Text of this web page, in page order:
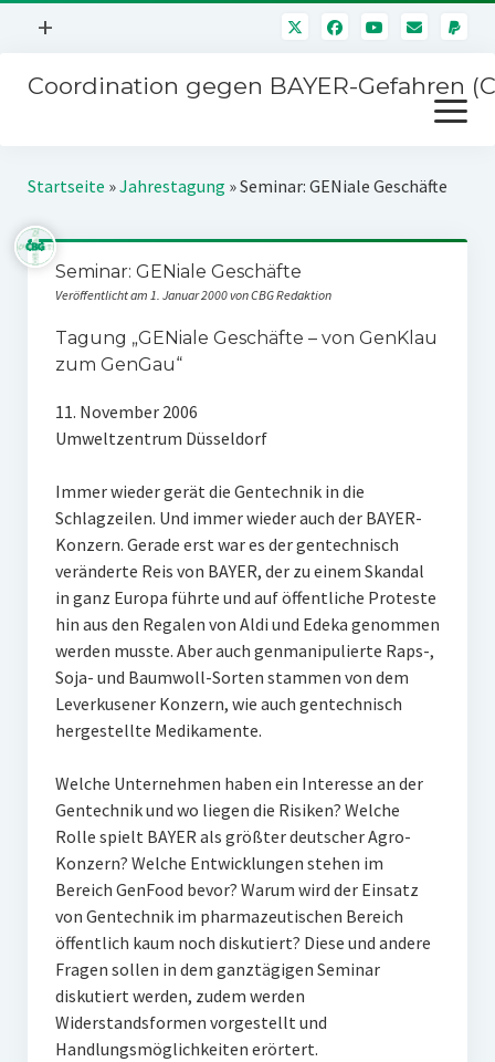
Menü
+
Mitmachen
Kontakt
Impressum
Störfälle
Coordination gegen BAYER-Gefahren
Menü
öffnen
Kampagnen
BAYER-Hauptversammlungen
Stichwort BAYER
SPENDEN
Startseite »Jahrestagung »Seminar: GENiale Geschäfte
Seminar: GENiale Geschäfte
Veröffentlicht am 1. Januar 2000 von CBG Redaktion
Tagung „GENiale Geschäfte – von GenKlau
zum GenGau“
11. November 2006
Umweltzentrum Düsseldorf
Immer wieder gerät die Gentechnik in die
Schlagzeilen. Und immer wieder auch der BAYER-
Konzern. Gerade erst war es der gentechnisch
veränderte Reis von BAYER, der zu einem Skandal
in ganz Europa führte und auf öffentliche Proteste
hin aus den Regalen von Aldi und Edeka genommen
werden musste. Aber auch genmanipulierte Raps-,
Soja- und Baumwoll-Sorten stammen von dem
Leverkusener Konzern, wie auch gentechnisch
hergestellte Medikamente.
Welche Unternehmen haben ein Interesse an der
Gentechnik und wo liegen die Risiken? Welche
Rolle spielt BAYER als größter deutscher Agro-
Konzern? Welche Entwicklungen stehen im
Bereich GenFood bevor? Warum wird der Einsatz
von Gentechnik im pharmazeutischen Bereich
öffentlich kaum noch diskutiert? Diese und andere
Fragen sollen in dem ganztägigen Seminar
diskutiert werden, zudem werden
Widerstandsformen vorgestellt und
Handlungsmöglichkeiten erörtert.